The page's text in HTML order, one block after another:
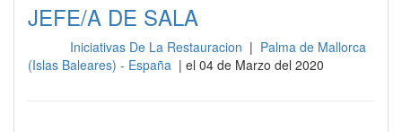
JEFE/A DE SALA
Iniciativas De La Restauracion | Palma de Mallorca
(Islas Baleares) - España | el 04 de Marzo del 2020